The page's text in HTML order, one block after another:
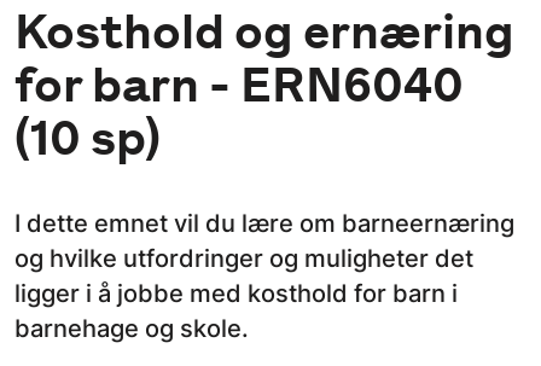
Kosthold og ernæring
for barn - ERN6040
(10 sp)
I dette emnet vil du lære om barneernæring
og hvilke utfordringer og muligheter det
ligger i å jobbe med kosthold for barn i
barnehage og skole.